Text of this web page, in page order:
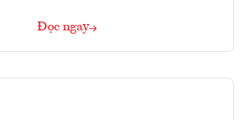
Đọc ngay